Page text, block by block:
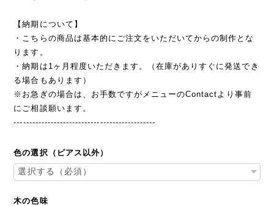
【納期について】
・こちらの商品は基本的にご注文をいただいてからの制作とな
ります。
・納期は1ヶ月程度いただきます。（在庫がありすぐに発送でき
る場合もあります）
※お急ぎの場合は、お手数ですがメニューのContactより事前
にご相談願います。
----------------------------------------------
色の選択（ピアス以外）
木の色味